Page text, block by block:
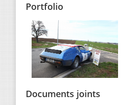
Portfolio
Documents joints